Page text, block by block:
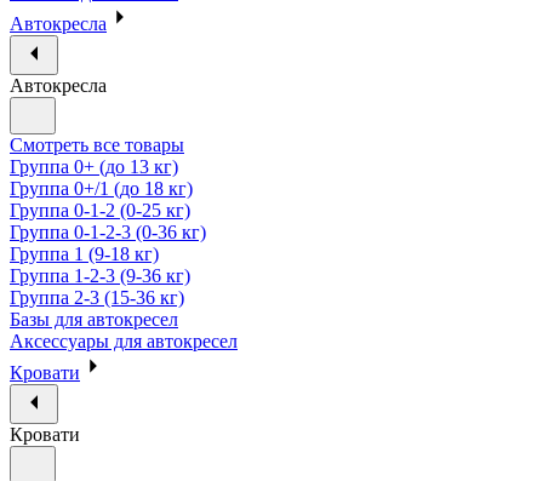
Автокресла
Автокресла
Смотреть все товары
Группа 0+ (до 13 кг)
Группа 0+/1 (до 18 кг)
Группа 0-1-2 (0-25 кг)
Группа 0-1-2-3 (0-36 кг)
Группа 1 (9-18 кг)
Группа 1-2-3 (9-36 кг)
Группа 2-3 (15-36 кг)
Базы для автокресел
Аксессуары для автокресел
Кровати
Кровати